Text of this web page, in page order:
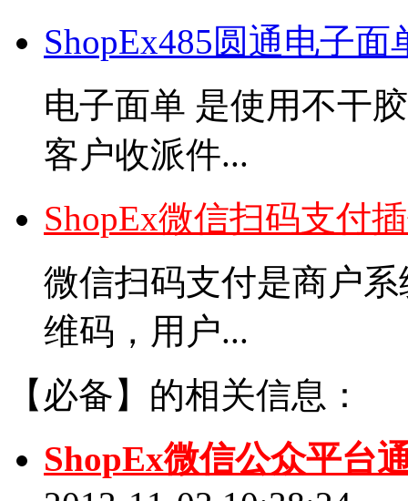
ShopEx485圆通电子面
电子面单 是使用不干
客户收派件...
ShopEx微信扫码支付
微信扫码支付是商户
维码，用户...
【必备】的相关信息：
ShopEx微信公众平台